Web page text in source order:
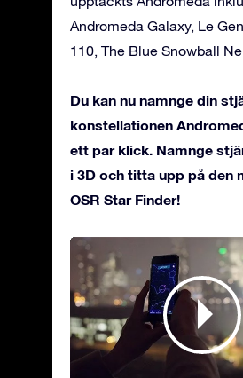
Andromeda Galaxy, Le
110, The Blue Snowball
Du kan nu namnge din
konstellationen
ett par klick. Namnge
i 3D och titta upp på den
OSR Star Finder!